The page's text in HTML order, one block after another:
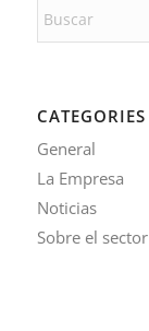
CATEGORIES
General
La Empresa
Noticias
Sobre el sector